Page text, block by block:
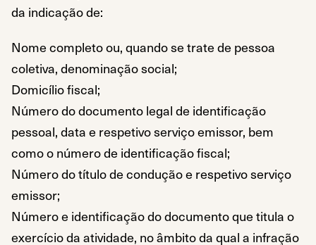
da indicação de:
Nome completo ou, quando se trate de pessoa
coletiva, denominação social;
Domicílio fiscal;
Número do documento legal de identificação
pessoal, data e respetivo serviço emissor, bem
como o número de identificação fiscal;
Número do título de condução e respetivo serviço
emissor;
Número e identificação do documento que titula o
exercício da atividade, no âmbito da qual a infração